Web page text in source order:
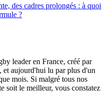
des cadres prolongés : à quoi
?
leader en France, créé par
et aujourd'hui lu par plus d'un
mois. Si malgré tous nos
soit le meilleur, vous constatez